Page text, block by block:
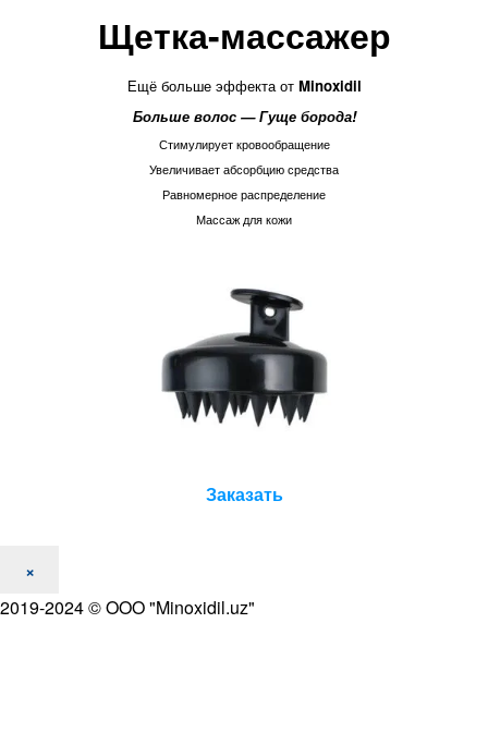
Щетка-массажер
Ещё больше эффекта от Minoxidil
Больше волос — Гуще борода!
Стимулирует кровообращение
Увеличивает абсорбцию средства
Равномерное распределение
Массаж для кожи
Заказать
×
2019-2024 © OOO "Minoxidil.uz"